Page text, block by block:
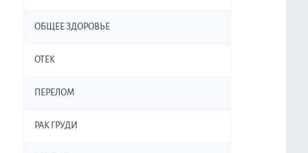
ОБЩЕЕ ЗДОРОВЬЕ
ОТЕК
ПЕРЕЛОМ
РАК ГРУДИ